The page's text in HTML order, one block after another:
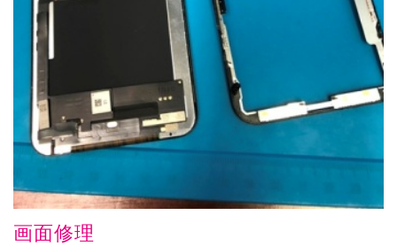
画面修理